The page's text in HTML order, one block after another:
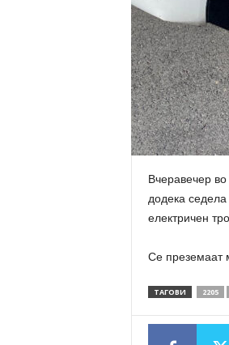
Вчеравечер
додека седела
електричен
Се преземаат
ТАГОВИ 2205